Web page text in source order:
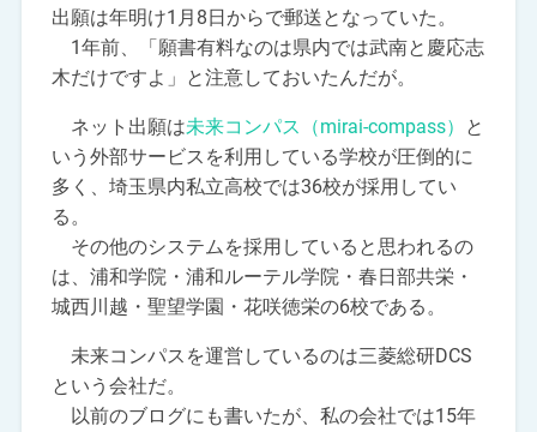
出願は年明け1月8日からで郵送となっていた。
1年前、「願書有料なのは県内では武南と慶応志
木だけですよ」と注意しておいたんだが。
ネット出願は未来コンパス（mirai-compass）
と
いう外部サービスを利用している学校が圧倒的に
多く、埼玉県内私立高校では36校が採用してい
る。
その他のシステムを採用していると思われるの
は、浦和学院・浦和ルーテル学院・春日部共栄・
城西川越・聖望学園・花咲徳栄の6校である。
未来コンパスを運営しているのは三菱総研DCS
という会社だ。
以前のブログにも書いたが、私の会社では15年